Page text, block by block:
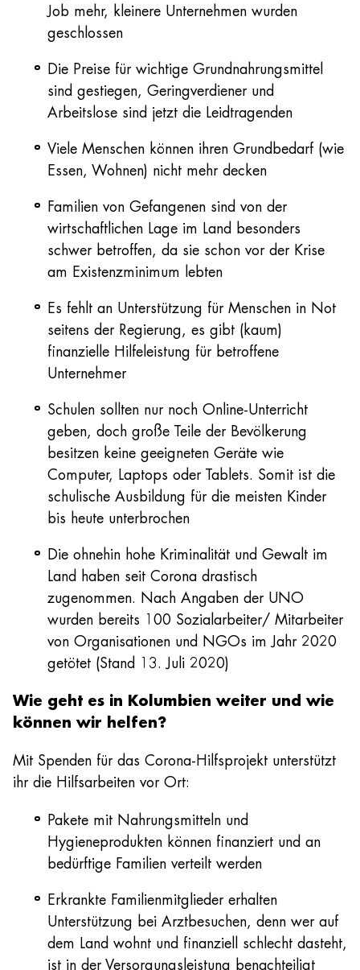
Job mehr, kleinere Unternehmen wurden
geschlossen
Die Preise für wichtige Grundnahrungsmittel
sind gestiegen, Geringverdiener und
Arbeitslose sind jetzt die Leidtragenden
Viele Menschen können ihren Grundbedarf (wie
Essen, Wohnen) nicht mehr decken
Familien von Gefangenen sind von der
wirtschaftlichen Lage im Land besonders
schwer betroffen, da sie schon vor der Krise
am Existenzminimum lebten
Es fehlt an Unterstützung für Menschen in Not
seitens der Regierung, es gibt (kaum)
finanzielle Hilfeleistung für betroffene
Unternehmer
Schulen sollten nur noch Online-Unterricht
geben, doch große Teile der Bevölkerung
besitzen keine geeigneten Geräte wie
Computer, Laptops oder Tablets. Somit ist die
schulische Ausbildung für die meisten Kinder
bis heute unterbrochen
Die ohnehin hohe Kriminalität und Gewalt im
Land haben seit Corona drastisch
zugenommen. Nach Angaben der UNO
wurden bereits 100 Sozialarbeiter/ Mitarbeiter
von Organisationen und NGOs im Jahr 2020
getötet (Stand 13. Juli 2020)
Wie geht es in Kolumbien weiter und wie
können wir helfen?
Mit Spenden für das Corona-Hilfsprojekt unterstützt
ihr die Hilfsarbeiten vor Ort:
Pakete mit Nahrungsmitteln und
Hygieneprodukten können finanziert und an
bedürftige Familien verteilt werden
Erkrankte Familienmitglieder erhalten
Unterstützung bei Arztbesuchen, denn wer auf
dem Land wohnt und finanziell schlecht dasteht,
ist in der Versorgungsleistung benachteiligt